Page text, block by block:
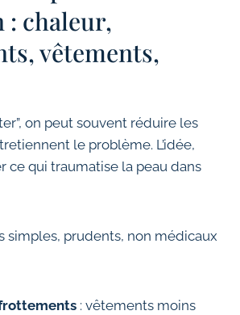
chaleur,
vêtements,
on peut souvent réduire les
le problème. L’idée,
ce qui traumatise la peau dans
simples, prudents, non médicaux
: vêtements moins